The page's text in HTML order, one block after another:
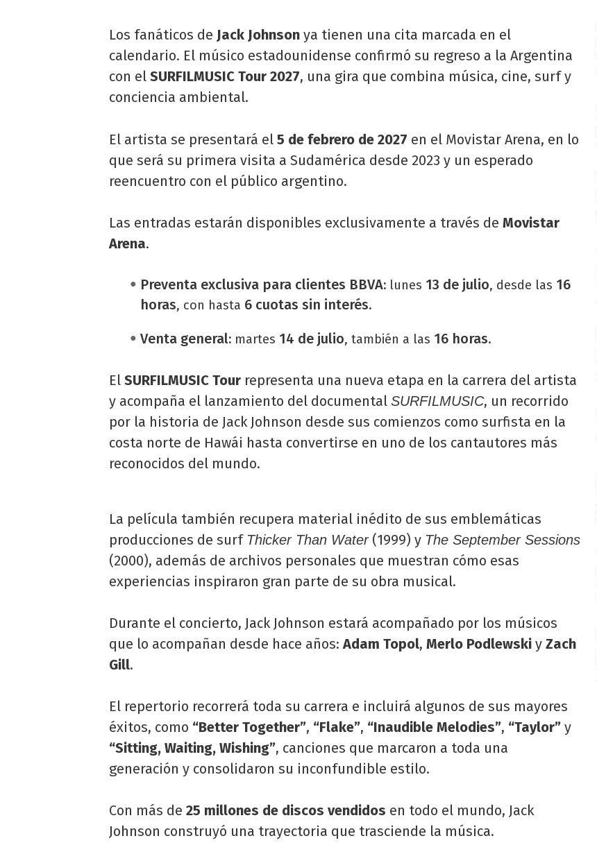
Los fanáticos de Jack Johnson ya tienen una cita marcada en el
calendario. El músico estadounidense confirmó su regreso a la Argentina
con el SURFILMUSIC Tour 2027, una gira que combina música, cine, surf y
conciencia ambiental.
El artista se presentará el 5 de febrero de 2027 en el Movistar Arena, en lo
que será su primera visita a Sudamérica desde 2023 y un esperado
reencuentro con el público argentino.
Las entradas estarán disponibles exclusivamente a través de Movistar
Arena.
Preventa exclusiva para clientes BBVA: lunes 13 de julio, desde las 16
horas, con hasta 6 cuotas sin interés.
Venta general: martes 14 de julio, también a las 16 horas.
El SURFILMUSIC Tour representa una nueva etapa en la carrera del artista
y acompaña el lanzamiento del documental SURFILMUSIC, un recorrido
por la historia de Jack Johnson desde sus comienzos como surfista en la
costa norte de Hawái hasta convertirse en uno de los cantautores más
reconocidos del mundo.
La película también recupera material inédito de sus emblemáticas
producciones de surf Thicker Than Water(1999) y The September Sessions
(2000), además de archivos personales que muestran cómo esas
experiencias inspiraron gran parte de su obra musical.
Durante el concierto, Jack Johnson estará acompañado por los músicos
que lo acompañan desde hace años:Adam Topol, Merlo Podlewski y Zach
Gill.
El repertorio recorrerá toda su carrera e incluirá algunos de sus mayores
éxitos, como “Better Together”, “Flake”, “Inaudible Melodies”, “Taylor” y
“Sitting, Waiting, Wishing”, canciones que marcaron a toda una
generación y consolidaron su inconfundible estilo.
Con más de 25 millones de discos vendidos en todo el mundo, Jack
Johnson construyó una trayectoria que trasciende la música.